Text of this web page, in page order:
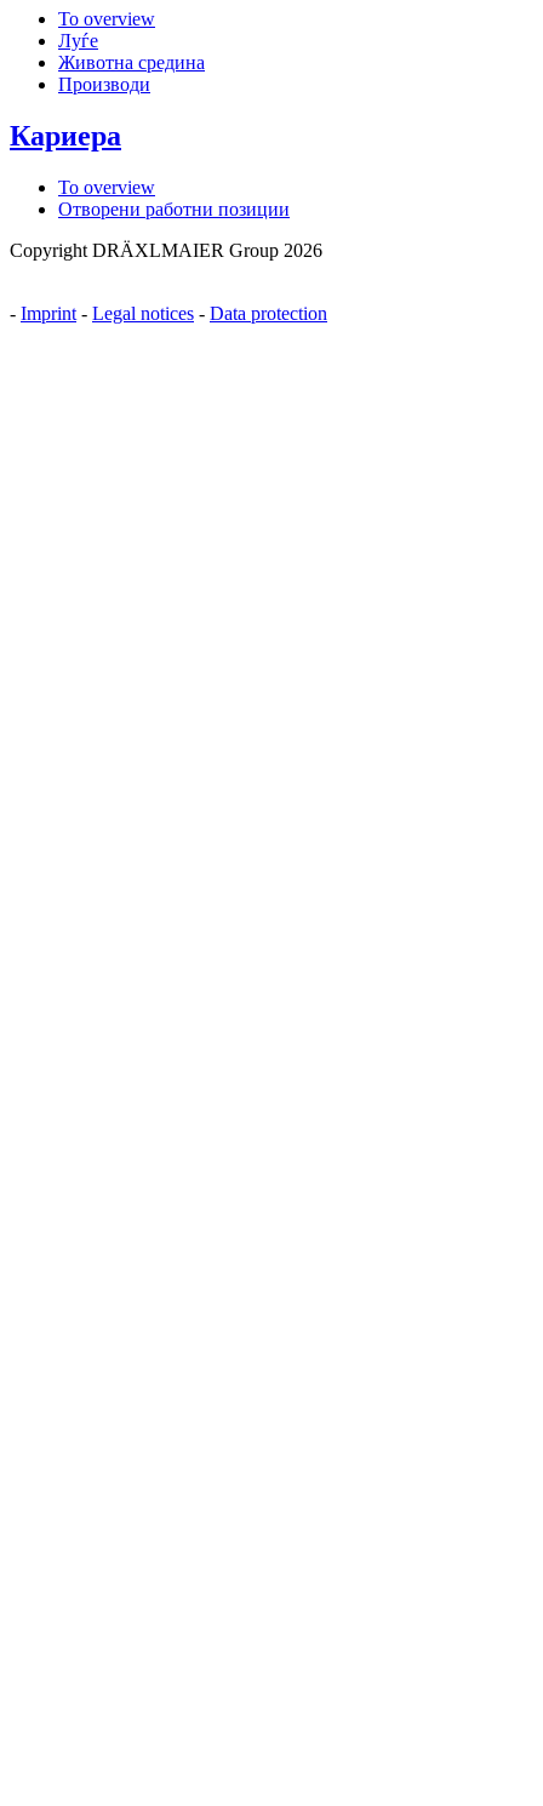
To overview
Луѓе
Животна средина
Производи
Кариера
To overview
Отворени работни позиции
Copyright DRÄXLMAIER Group 2026
- Imprint - Legal notices - Data protection